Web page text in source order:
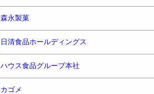
森永製菓
日清食品ホールディングス
ハウス食品グループ本社
カゴメ